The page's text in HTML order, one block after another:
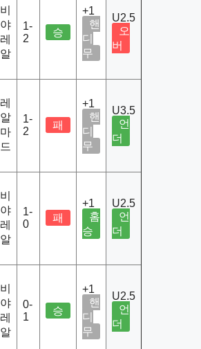
비
야
레
알
1-
2
승
+1
핸
디
무
U2.5
오
버
레
알
마
드
1-
2
패
+1
핸
디
무
U3.5
언
더
비
야
레
알
1-
0
패
+1
홈
승
U2.5
언
더
비
야
레
알
0-
1
승
+1
핸
디
무
U2.5
언
더